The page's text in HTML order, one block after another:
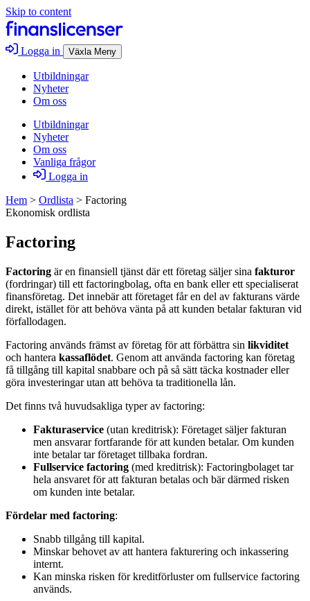
Skip to content
Logga in Växla Meny
Utbildningar
Nyheter
Om oss
Utbildningar
Nyheter
Om oss
Vanliga frågor
Logga in
Hem > Ordlista > Factoring
Ekonomisk ordlista
Factoring
Factoring är en finansiell tjänst där ett företag säljer sina fakturor
(fordringar) till ett factoringbolag, ofta en bank eller ett specialiserat
finansföretag. Det innebär att företaget får en del av fakturans värde
direkt, istället för att behöva vänta på att kunden betalar fakturan vid
förfallodagen.
Factoring används främst av företag för att förbättra sin likviditet
och hantera kassaflödet. Genom att använda factoring kan företag
få tillgång till kapital snabbare och på så sätt täcka kostnader eller
göra investeringar utan att behöva ta traditionella lån.
Det finns två huvudsakliga typer av factoring:
Fakturaservice (utan kreditrisk): Företaget säljer fakturan
men ansvarar fortfarande för att kunden betalar. Om kunden
inte betalar tar företaget tillbaka fordran.
Fullservice factoring (med kreditrisk): Factoringbolaget tar
hela ansvaret för att fakturan betalas och bär därmed risken
om kunden inte betalar.
Fördelar med factoring:
Snabb tillgång till kapital.
Minskar behovet av att hantera fakturering och inkassering
internt.
Kan minska risken för kreditförluster om fullservice factoring
används.